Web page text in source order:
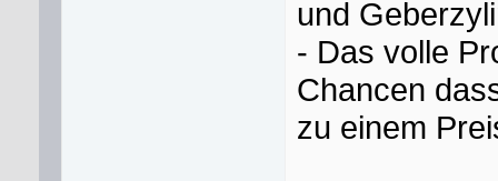
und
- Das volle
Chancen
zu einem